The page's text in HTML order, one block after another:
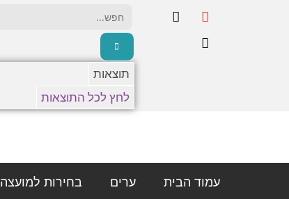
תוצאות
לחץ לכל התוצאות
עמוד הבית ערים בחירות למועצה